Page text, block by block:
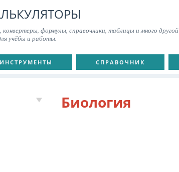
формулы, справочники, таблицы и много другой
учёбы и работы.
ИНСТРУМЕНТЫ СПРАВОЧНИК
Биология